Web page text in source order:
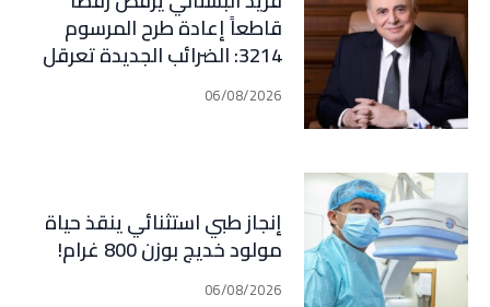
قاطعاً إعادة طرح المرسوم
3214: الضرائب الجديدة تعرقل
التعافي الاقتصادي وتناقض
مبدأ الشراكة
06/08/2026
إنجاز طبي استثنائي ينقذ حياة
مولود خديج بوزن 800 غرام!
06/08/2026